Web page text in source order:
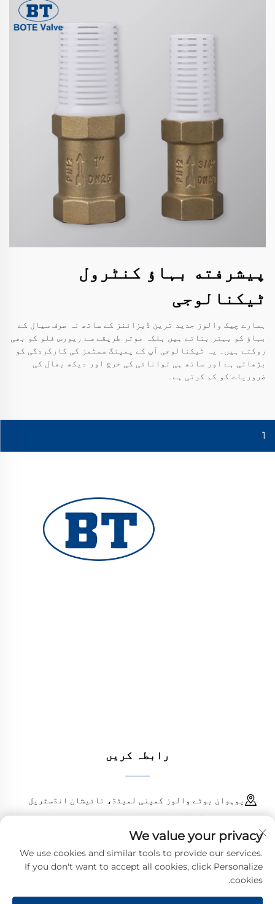
پیشرفته بہاؤ کنٹرول
ٹیکنالوجی
ہمارے چیک والوز جدید ترین ڈیزائنز کے ساتھ نہ صرف سیال کے
بہاؤ کو بہتر بناتے ہیں بلکہ موثر طریقے سے ریورس فلو کو بھی
روکتے ہیں۔ یہ ٹیکنالوجی آپ کے پمپنگ سسٹمز کی کارکردگی کو
بڑھاتی ہے اور ساتھ ہی توانائی کی خرچ اور دیکھ بھال کی
ضروریات کو کم کرتی ہے۔
1
رابطہ کریں
یوہوان بوٹے والوز کمپنی لمیٹڈ، تائیشان انڈسٹریل
اسٹیٹ، چنگانگ ٹاؤن، یوہوان کاؤنٹی، زھیجیانگ، چین
[email protected]
We value your privacy
We use cookies and similar tools to provide our services.
If you don't want to accept all cookies, click Personalize
cookies.